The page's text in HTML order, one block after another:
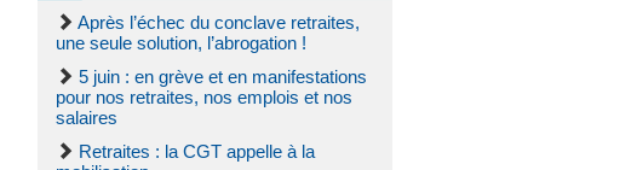
Après l’échec du conclave retraites,
une seule solution, l’abrogation !
5 juin : en grève et en manifestations
pour nos retraites, nos emplois et nos
salaires
Retraites : la CGT appelle à la